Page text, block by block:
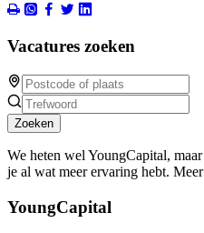
Vacatures zoeken
Zoeken
We heten wel YoungCapital,
je al wat meer ervaring hebt.
YoungCapital